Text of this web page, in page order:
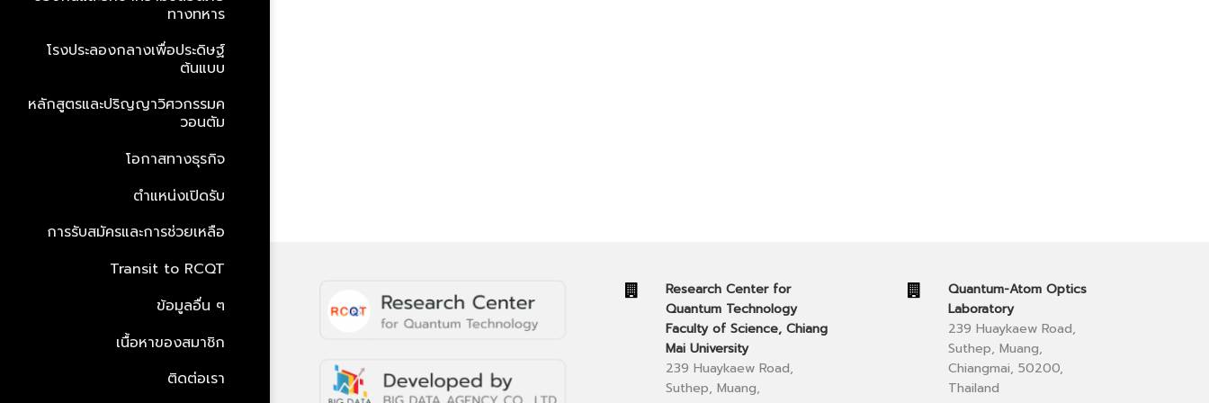
ทางทหาร
โรงประลองกลางเพื่อประดิษฐ์
ต้นแบบ
หลักสูตรและปริญญาวิศวกรรมค
วอนตัม
โอกาสทางธุรกิจ
ตำแหน่งเปิดรับ
การรับสมัครและการช่วยเหลือ
Transit to RCQT
ข้อมูลอื่น ๆ
เนื้อหาของสมาชิก
ติดต่อเรา
Research Center for
Quantum Technology
Faculty of Science, Chiang
Mai University
239 Huaykaew Road,
Suthep, Muang,
Quantum-Atom Optics
Laboratory
239 Huaykaew Road,
Suthep, Muang,
Chiangmai, 50200,
Thailand